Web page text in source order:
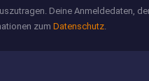
Deine Anmeldedaten,
zum Datenschutz.